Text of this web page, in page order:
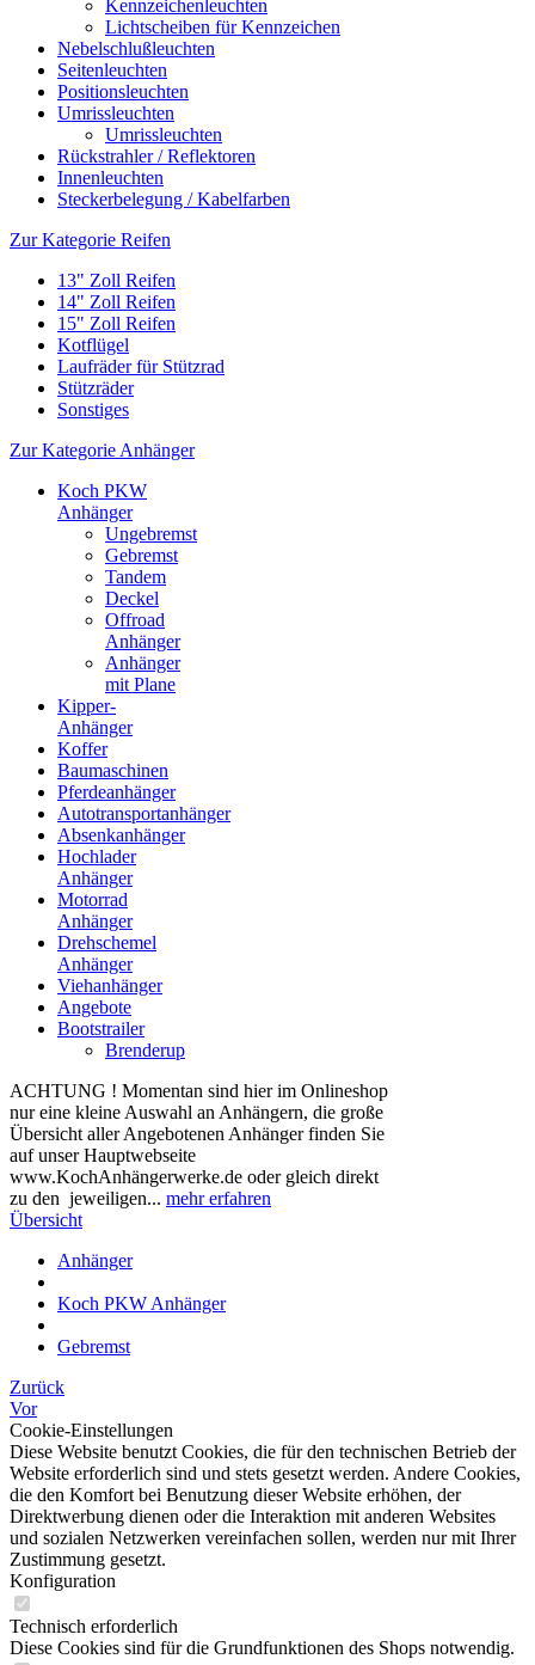
Kennzeichenleuchten
Lichtscheiben für Kennzeichen
Nebelschlußleuchten
Seitenleuchten
Positionsleuchten
Umrissleuchten
Umrissleuchten
Rückstrahler / Reflektoren
Innenleuchten
Steckerbelegung / Kabelfarben
Zur Kategorie Reifen
13" Zoll Reifen
14" Zoll Reifen
15" Zoll Reifen
Kotflügel
Laufräder für Stützrad
Stützräder
Sonstiges
Zur Kategorie Anhänger
Koch PKW
Anhänger
Ungebremst
Gebremst
Tandem
Deckel
Offroad
Anhänger
Anhänger
mit Plane
Kipper-
Anhänger
Koffer
Baumaschinen
Pferdeanhänger
Autotransportanhänger
Absenkanhänger
Hochlader
Anhänger
Motorrad
Anhänger
Drehschemel
Anhänger
Viehanhänger
Angebote
Bootstrailer
Brenderup
ACHTUNG ! Momentan sind hier im Onlineshop
nur eine kleine Auswahl an Anhängern, die große
Übersicht aller Angebotenen Anhänger finden Sie
auf unser Hauptwebseite
www.KochAnhängerwerke.de oder gleich direkt
zu den jeweiligen... mehr erfahren
Übersicht
Anhänger
Koch PKW Anhänger
Gebremst
Zurück
Vor
Cookie-Einstellungen
Diese Website benutzt Cookies, die für den technischen Betrieb der
Website erforderlich sind und stets gesetzt werden. Andere Cookies,
die den Komfort bei Benutzung dieser Website erhöhen, der
Direktwerbung dienen oder die Interaktion mit anderen Websites
und sozialen Netzwerken vereinfachen sollen, werden nur mit Ihrer
Zustimmung gesetzt.
Konfiguration
Technisch erforderlich
Diese Cookies sind für die Grundfunktionen des Shops notwendig.